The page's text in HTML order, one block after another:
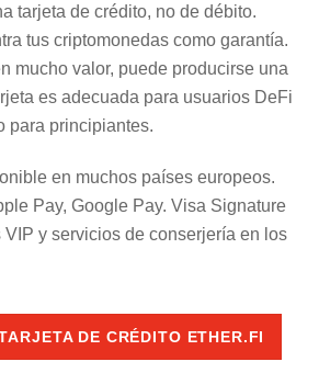
tarjeta de crédito, no de débito.
tus criptomonedas como garantía.
mucho valor, puede producirse una
es adecuada para usuarios DeFi
para principiantes.
en muchos países europeos.
Pay, Google Pay. Visa Signature
y servicios de conserjería en los
DE CRÉDITO ETHER.FI